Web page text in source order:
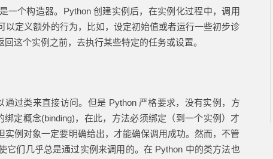
一个构造器。Python 创建实例后，在实例化过程中，调用
以定义额外的行为，比如，设定初始值或者运行一些初步诊
这个实例之前，去执行某些特定的任务或设置。
过类来直接访问。但是 Python 严格要求，没有实例，方
定概念(binding)，在此，方法必须绑定（到一个实例）才
例对象一定要明确给出，才能确保调用成功。然而，不管
它们几乎总是通过实例来调用的。在 Python 中的类方法也